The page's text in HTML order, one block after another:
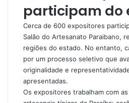
participam do
Cerca de 600 expositores
Salão do Artesanato Paraibano,
regiões do estado. No entanto,
por um processo seletivo que
originalidade e
apresentadas.
Os expositores trabalham com